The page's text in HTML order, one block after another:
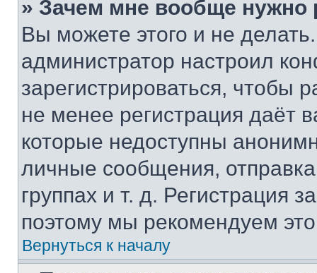
» Зачем мне вообще нужно
Вы можете этого и не
администратор настроил
зарегистрироваться, чтобы
не менее регистрация даёт
которые недоступны
личные сообщения,
группах и т. д. Регистрация
поэтому мы рекомендуем
Вернуться к началу